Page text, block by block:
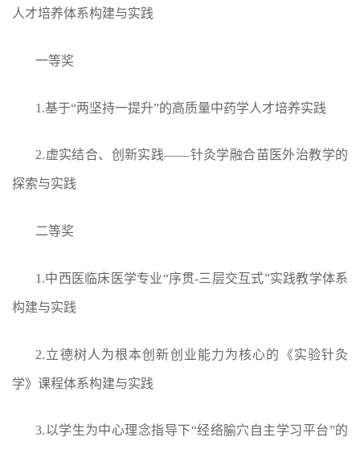
人才培养体系构建与实践
一等奖
1.基于“两坚持一提升”的高质量中药学人才培养实践
2.虚实结合、创新实践——针灸学融合苗医外治教学的
探索与实践
二等奖
1.中西医临床医学专业“序贯-三层交互式”实践教学体系
构建与实践
2.立德树人为根本创新创业能力为核心的《实验针灸
学》课程体系构建与实践
3.以学生为中心理念指导下“经络腧穴自主学习平台”的